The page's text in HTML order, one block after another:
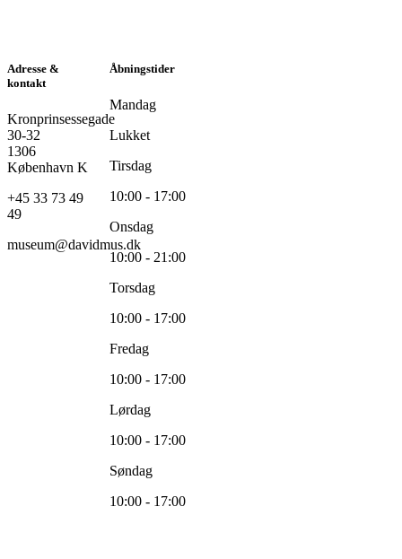
Adresse &
kontakt
Kronprinsessegade
30-32
1306
København K
+45 33 73 49
49
museum@davidmus.dk
Åbningstider
Mandag
Lukket
Tirsdag
10:00 - 17:00
Onsdag
10:00 - 21:00
Torsdag
10:00 - 17:00
Fredag
10:00 - 17:00
Lørdag
10:00 - 17:00
Søndag
10:00 - 17:00